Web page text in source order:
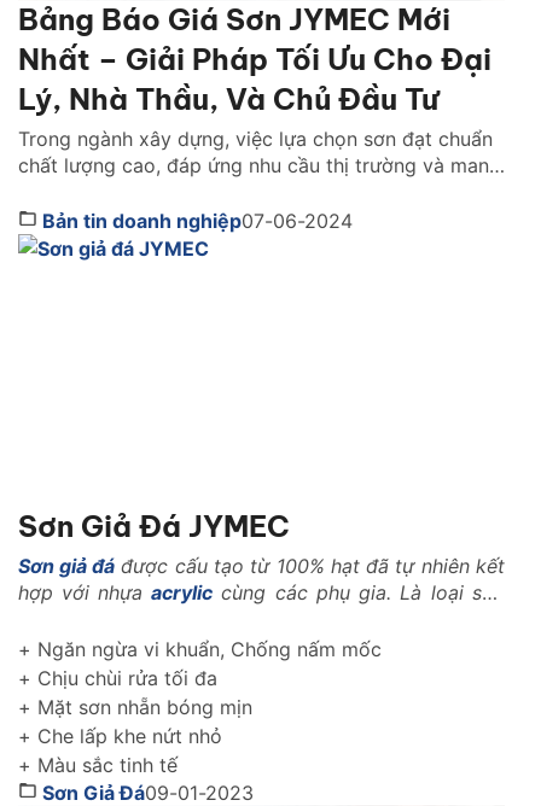
Bảng Báo Giá Sơn JYMEC Mới
Nhất – Giải Pháp Tối Ưu Cho Đại
Lý, Nhà Thầu, Và Chủ Đầu Tư
Trong ngành xây dựng, việc lựa chọn sơn đạt chuẩn
chất lượng cao, đáp ứng nhu cầu thị trường và mang
của đại lý phân phối, nhà thầu và chủ đầu tư. Công
ty cổ phần Sơn JYMEC, với danh tiếng về chất lượng
Bản tin doanh nghiệp07-06-2024
Sơn Giả Đá JYMEC
Sơn giả đá được cấu tạo từ 100% hạt đã tự nhiên kết
hợp với nhựa acrylic cùng các phụ gia. Là loại sơn
như: Là loại vật liệu nhẹ, có khả năng kháng nhiệt,
kháng kiềm, chống rêu mốc, chống muối mặn..
+ Ngăn ngừa vi khuẩn, Chống nấm mốc
+ Chịu chùi rửa tối đa
+ Mặt sơn nhẵn bóng mịn
+ Che lấp khe nứt nhỏ
+ Màu sắc tinh tế
Sơn Giả Đá09-01-2023